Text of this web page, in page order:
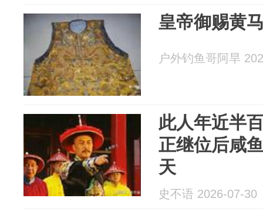
皇帝御赐黄
户外钓鱼哥阿旱
此人年近半
正继位后咸
天
史不语 2026-07-30